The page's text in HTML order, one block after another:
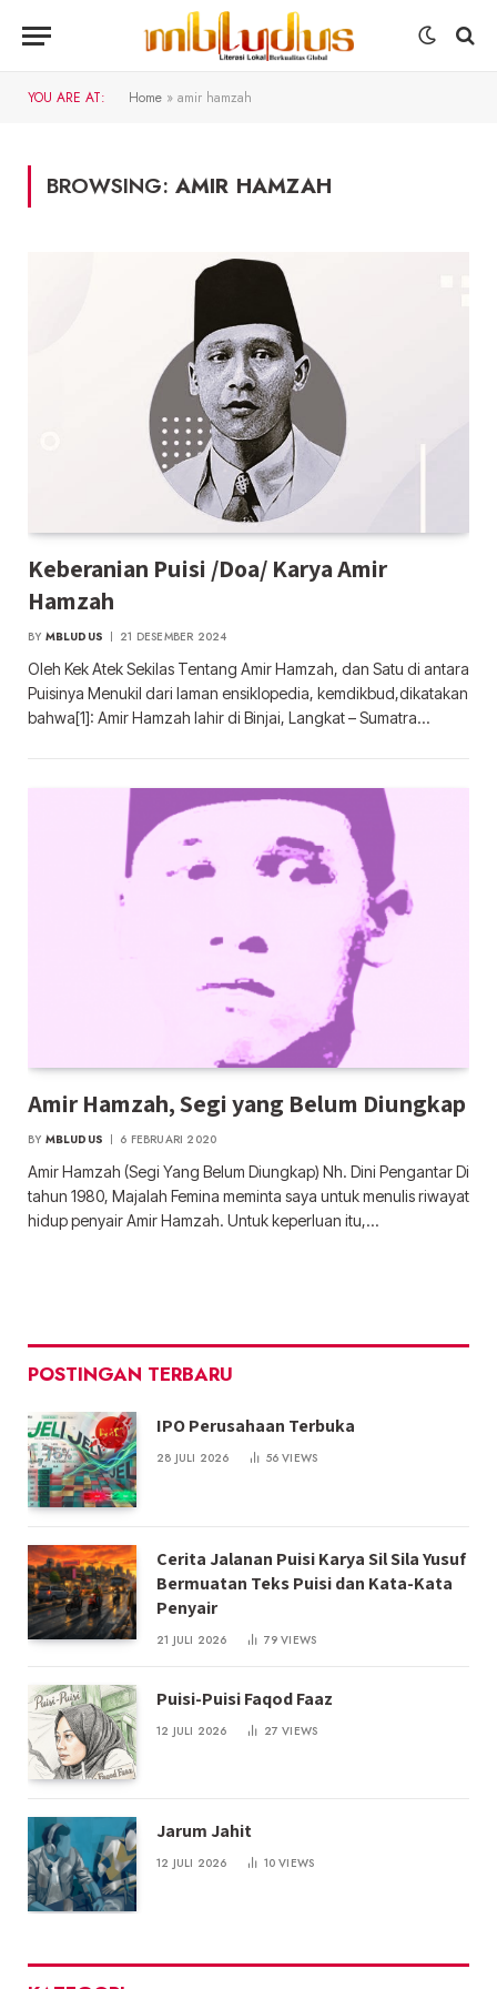
YOU ARE AT: Home » amir hamzah
BROWSING: AMIR HAMZAH
Keberanian Puisi /Doa/ Karya Amir
Hamzah
BY MBLUDUS 21 DESEMBER 2024
Oleh Kek Atek Sekilas Tentang Amir Hamzah, dan Satu di antara
Puisinya Menukil dari laman ensiklopedia, kemdikbud,dikatakan
bahwa[1]: Amir Hamzah lahir di Binjai, Langkat – Sumatra…
Amir Hamzah, Segi yang Belum Diungkap
BY MBLUDUS 6 FEBRUARI 2020
Amir Hamzah (Segi Yang Belum Diungkap) Nh. Dini Pengantar Di
tahun 1980, Majalah Femina meminta saya untuk menulis riwayat
hidup penyair Amir Hamzah. Untuk keperluan itu,…
POSTINGAN TERBARU
IPO Perusahaan Terbuka
28 JULI 2026 56VIEWS
Cerita Jalanan Puisi Karya Sil Sila Yusuf
Bermuatan Teks Puisi dan Kata-Kata
Penyair
21 JULI 2026 79VIEWS
Puisi-Puisi Faqod Faaz
12 JULI 2026 27VIEWS
Jarum Jahit
12 JULI 2026 10VIEWS